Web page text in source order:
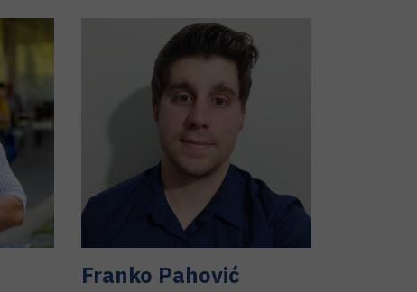
Franko Pahović